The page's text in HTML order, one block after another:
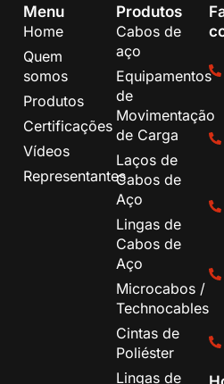
Menu
Home
Quem
somos
Produtos
Certificações
Vídeos
Representantes
Produtos
Cabos de
aço
Equipamentos
de
Movimentação
de Carga
Laços de
Cabos de
Aço
Lingas de
Cabos de
Aço
Microcabos /
Technocables
Cintas de
Poliéster
Lingas de